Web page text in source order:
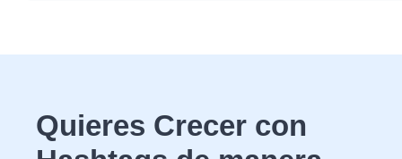
Quieres Crecer con